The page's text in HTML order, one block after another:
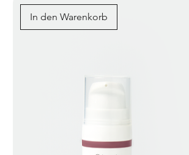
In den Warenkorb